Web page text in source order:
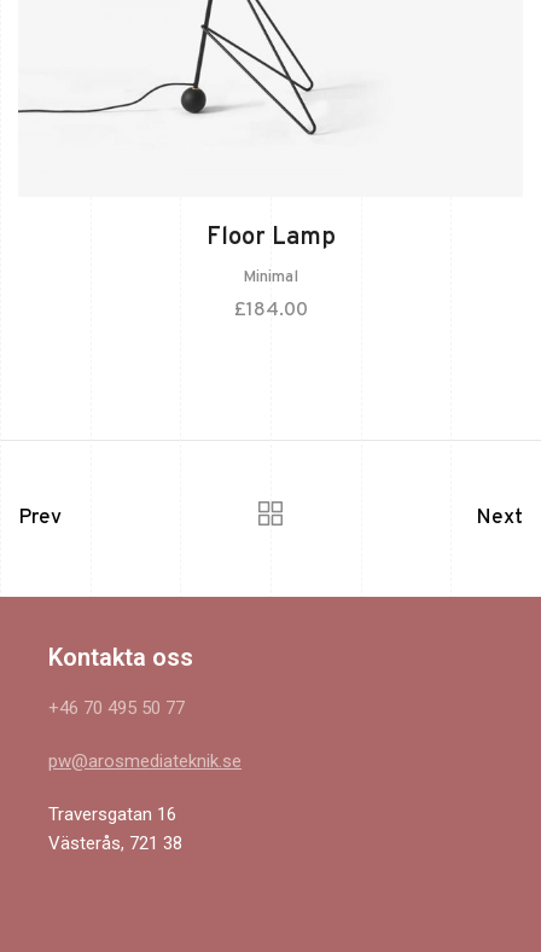
Floor Lamp
Minimal
£184.00
Prev Next
Kontakta oss
+46 70 495 50 77
pw@arosmediateknik.se
Traversgatan 16
Västerås, 721 38